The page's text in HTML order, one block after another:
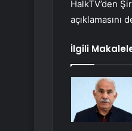
HalkTV’den
açıklamasını
İlgili